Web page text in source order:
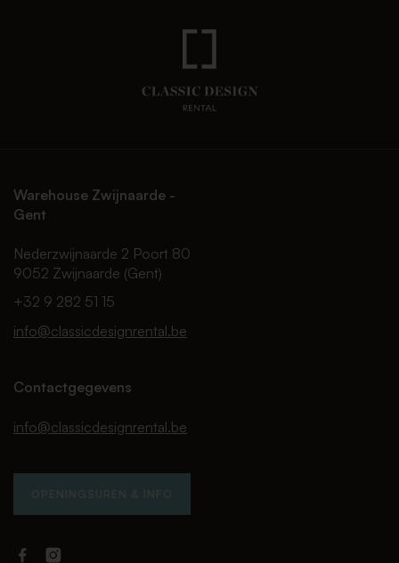
Warehouse Zwijnaarde -
Gent
Nederzwijnaarde 2 Poort 80
9052 Zwijnaarde (Gent)
+32 9 282 51 15
info@classicdesignrental.be
Contactgegevens
info@classicdesignrental.be
OPENINGSUREN & INFO
FacebookInstagram